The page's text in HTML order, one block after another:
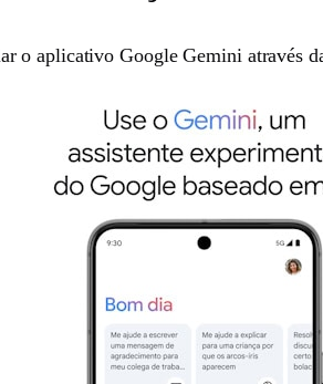
o aplicativo Google Gemini através